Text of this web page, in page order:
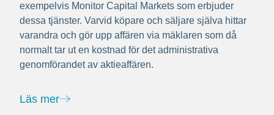
exempelvis Monitor Capital Markets som erbjuder
dessa tjänster. Varvid köpare och säljare själva hittar
varandra och gör upp affären via mäklaren som då
normalt tar ut en kostnad för det administrativa
genomförandet av aktieaffären.
Läs mer